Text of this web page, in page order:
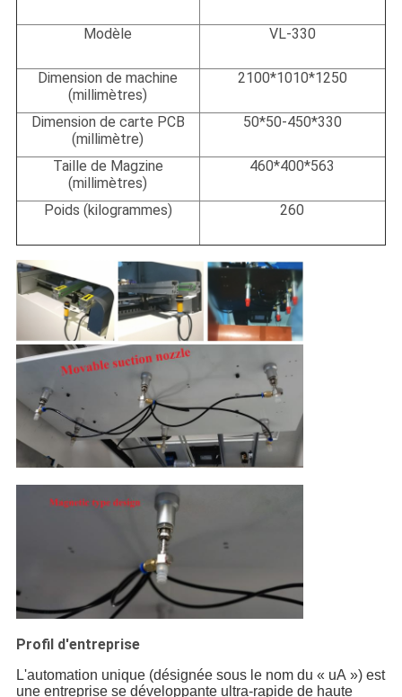
Modèle VL-330
Dimension de machine
(millimètres)
2100*1010*1250
Dimension de carte PCB
(millimètre)
50*50-450*330
Taille de Magzine
(millimètres)
460*400*563
Poids (kilogrammes) 260
Profil d'entreprise
L'automation unique (désignée sous le nom du « uA ») est
une entreprise se développante ultra-rapide de haute